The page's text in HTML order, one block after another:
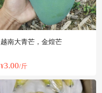
越南大青芒，金煌芒
¥3.00/斤